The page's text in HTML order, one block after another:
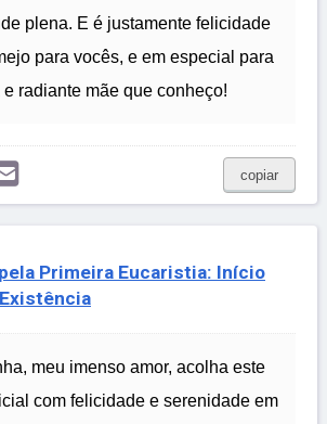
plena. E é justamente felicidade
para vocês, e em especial para
radiante mãe que conheço!
copiar
Primeira Eucaristia: Início
meu imenso amor, acolha este
com felicidade e serenidade em